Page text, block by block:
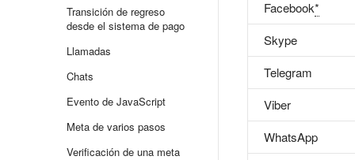
Transición de regreso
desde el sistema de pago
Llamadas
Chats
Evento de JavaScript
Meta de varios pasos
Verificación de una meta
Facebook*
Skype
Telegram
Viber
WhatsApp